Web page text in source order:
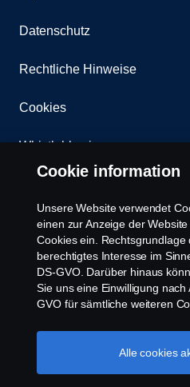
Datenschutz
Rechtliche Hinweise
Cookies
Whistleblowing
Newsletter
Scania Cookie Richtlinie
Cookie information
Unsere Website verwendet
einen zur Anzeige der
Cookies ein. Rechtsgrundlage
berechtigtes Interesse im
DS-GVO. Darüber hinaus
Sie uns eine Einwilligung nach
GVO für sämtliche weiteren
Diese Einwilligung ist freiwillig
Zukunftswirkung widerrufen
Alle cookies